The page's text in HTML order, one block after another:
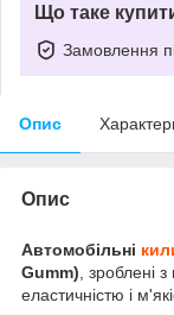
Що таке
Замовлення
Опис
Опис
Автомобільні
Gumm) , зроблені
еластичністю і